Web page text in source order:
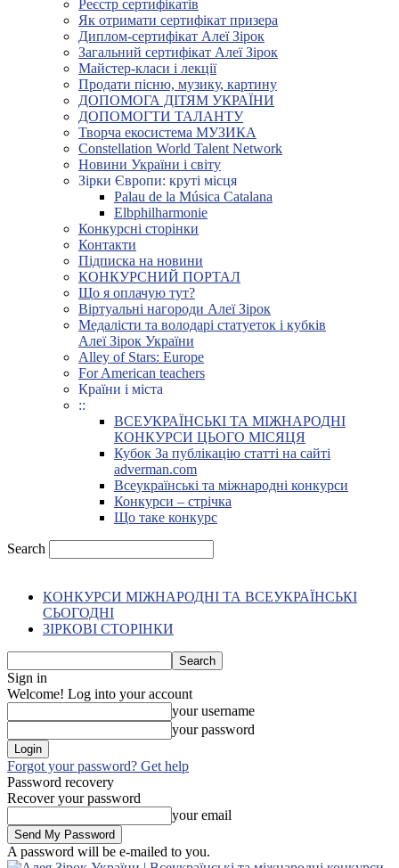
Реєстр сертифікатів
Як отримати сертифікат призера
Диплом-сертифікат Алеї Зірок
Загальний сертифікат Алеї Зірок
Майстер-класи і лекції
Продати пісню, музику, картину
ДОПОМОГА ДІТЯМ УКРАЇНИ
ДОПОМОГТИ ТАЛАНТУ
Творча екосистема МУЗИКА
Constellation World Talent Network
Новини України і світу
Зірки Європи: круті місця
Palau de la Música Catalana
Elbphilharmonie
Конкурсні сторінки
Контакти
Підписка на новини
КОНКУРСНИЙ ПОРТАЛ
Що я оплачую тут?
Віртуальні нагороди Алеї Зірок
Медалісти та володарі статуеток і кубків
Алеї Зірок України
Alley of Stars: Europe
For American teachers
Країни і міста
::
ВСЕУКРАЇНСЬКІ ТА МІЖНАРОДНІ
КОНКУРСИ ЦЬОГО МІСЯЦЯ
Кубок За публікацію статті на сайті
adverman.com
Всеукраїнські та міжнародні конкурси
Конкурси – стрічка
Що таке конкурс
Search
КОНКУРСИ МІЖНАРОДНІ ТА ВСЕУКРАЇНСЬКІ
СЬОГОДНІ
ЗІРКОВІ СТОРІНКИ
Sign in
Welcome! Log into your account
your username
your password
Forgot your password? Get help
Password recovery
Recover your password
your email
A password will be e-mailed to you.